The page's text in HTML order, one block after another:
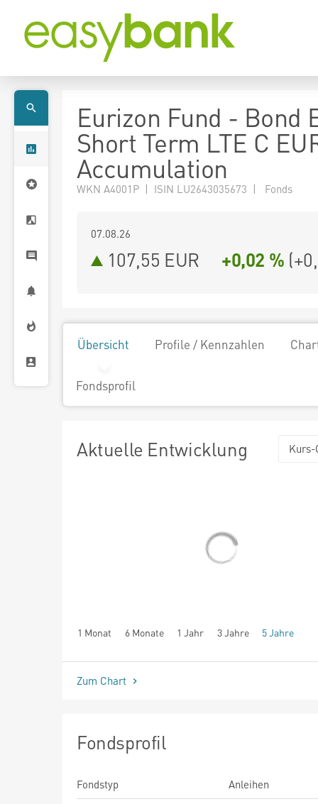
Eurizon Fund - Bond
Short Term LTE C
Accumulation
WKN A4001P | ISIN LU2643035673 | Fonds
07.08.26
107,55 EUR +0,02 % (
Übersicht Profile / Kennzahlen
Fondsprofil
Aktuelle Entwicklung Kurs-
1 Monat 6 Monate 1 Jahr 3 Jahre 5 Jahre
seit Beginn
Zum Chart
Fondsprofil
Fondstyp
Anleihen